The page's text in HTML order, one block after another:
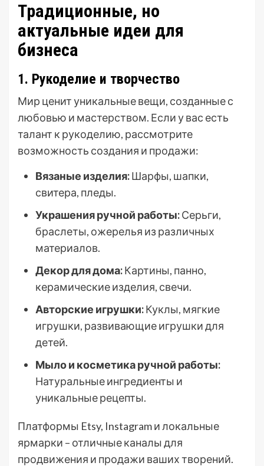
Традиционные, но
актуальные идеи для
бизнеса
1. Рукоделие и творчество
Мир ценит уникальные вещи, созданные с
любовью и мастерством. Если у вас есть
талант к рукоделию, рассмотрите
возможность создания и продажи:
Вязаные изделия:Шарфы, шапки,
свитера, пледы.
Украшения ручной работы:Серьги,
браслеты, ожерелья из различных
материалов.
Декор для дома:Картины, панно,
керамические изделия, свечи.
Авторские игрушки:Куклы, мягкие
игрушки, развивающие игрушки для
детей.
Мыло и косметика ручной работы:
Натуральные ингредиенты и
уникальные рецепты.
Платформы Etsy, Instagram и локальные
ярмарки – отличные каналы для
продвижения и продажи ваших творений.